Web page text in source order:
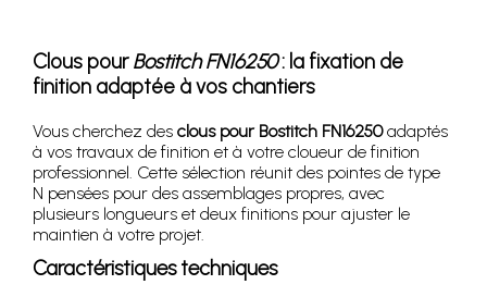
Clous pourBostitch FN16250: la fixation de
finition adaptée à vos chantiers
Vous cherchez des clous pour Bostitch FN16250adaptés
à vos travaux de finition et à votre cloueur de finition
professionnel. Cette sélection réunit des pointes de type
N pensées pour des assemblages propres, avec
plusieurs longueurs et deux finitions pour ajuster le
maintien à votre projet.
Caractéristiques techniques